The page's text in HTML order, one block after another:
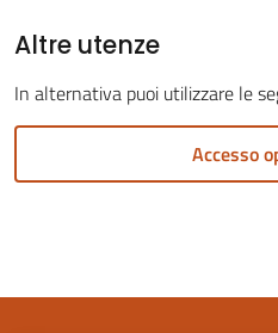
Tutti
Altre utenze
In alternativa puoi utilizzare le
Accesso